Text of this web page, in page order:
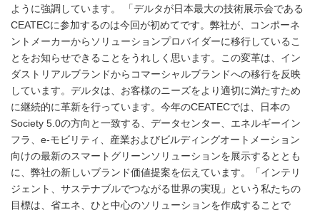
ように強調しています。 「デルタが日本最大の技術展示会である
CEATECに参加するのは今回が初めてです。弊社が、コンポーネ
ントメーカーからソリューションプロバイダーに移行しているこ
とをお知らせできることをうれしく思います。この変革は、イン
ダストリアルブランドからコマーシャルブランドへの移行を反映
しています。デルタは、お客様のニーズをより適切に満たすため
に継続的に革新を行っています。今年のCEATECでは、日本の
Society 5.0の方向と一致する、データセンター、エネルギーイン
フラ、e-モビリティ、産業およびビルディングオートメーション
向けの最新のスマートグリーンソリューションを展示するととも
に、弊社の新しいブランド価値提案を伝えています。「インテリ
ジェント、サステナブルでつながる世界の実現」という私たちの
目標は、省エネ、ひと中心のソリューションを作成することで